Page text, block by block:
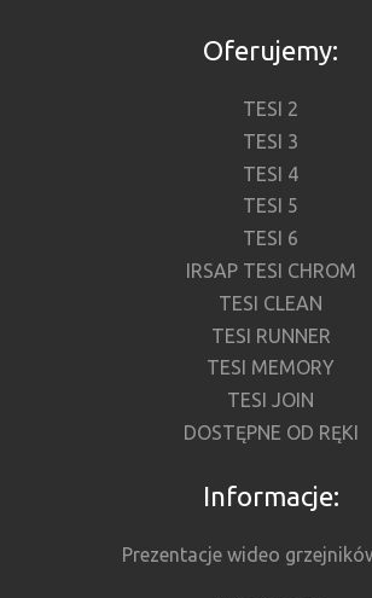
Oferujemy:
TESI 2
TESI 3
TESI 4
TESI 5
TESI 6
IRSAP TESI CHROM
TESI CLEAN
TESI RUNNER
TESI MEMORY
TESI JOIN
DOSTĘPNE OD RĘKI
Informacje:
Prezentacje wideo